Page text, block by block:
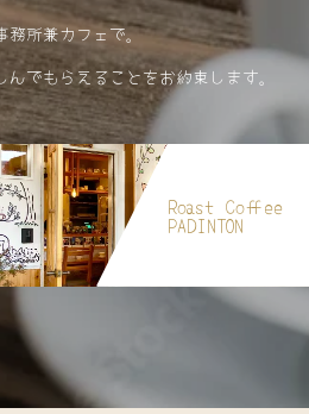
務所兼カフェで。
でもらえることをお約束します。
Roast Coffee
PADINTON